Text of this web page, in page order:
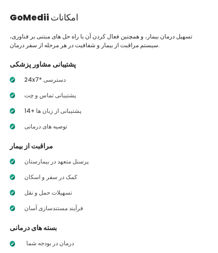
GoMedii امکانات
تسهیل درمان بیمار، و همچنین فعال کردن آن با راه حل های مبتنی بر فناوری،
سیستم مراقبت از بیمار و شفافیت در هر مرحله از سفر درمان.
پشتیبانی مشاور پزشکی
24x7* دسترسی
پشتیبانی تماس و چت
14+ پشتیبانی از زبان ها
توصیه های درمانی
مراقبت از بیمار
پرسنل متعهد در بیمارستان
کمک در سفر و اسکان
تسهیلات حمل و نقل
فرآیند مستندسازی آسان
بسته های درمانی
درمان در بودجه شما